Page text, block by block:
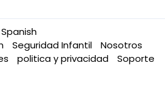
Spanish
Seguridad Infantil
Nosotros
politica y privacidad
Soporte